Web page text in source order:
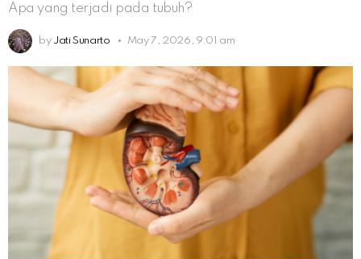
Apa yang terjadi pada tubuh?
by Jati Sunarto May 7, 2026, 9:01 am